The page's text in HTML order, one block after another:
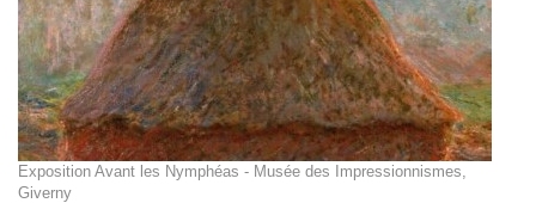
Exposition Avant les Nymphéas - Musée des Impressionnismes,
Giverny